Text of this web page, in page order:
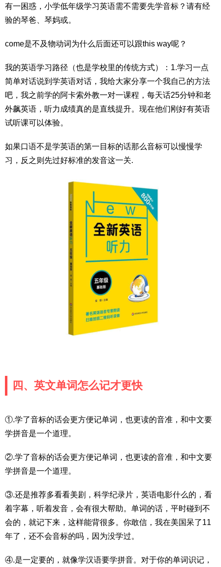
有一困惑，小学低年级学习英语需不需要先学音标？请有经
验的琴爸、琴妈或。
come是不及物动词为什么后面还可以跟this way呢？
我的英语学习路径（也是学校里的传统方式）：1.学习一点
简单对话说到学英语对话，我给大家分享一个我自己的方法
吧，我之前学的阿卡索外教一对一课程，每天话25分钟和老
外飙英语，听力成绩真的是直线提升。现在他们刚好有英语
试听课可以体验。
如果口语不是学英语的第一目标的话那么音标可以慢慢学
习，反之则先过好标准的发音这一关.
四、英文单词怎么记才更快
①.学了音标的话会更方便记单词，也更读的音准，和中文要
学拼音是一个道理。
②.学了音标的话会更方便记单词，也更读的音准，和中文要
学拼音是一个道理。
③.还是推荐多看看美剧，科学纪录片，英语电影什么的，看
着字幕，听着发音，会有很大帮助。单词的话，平时碰到不
会的，就记下来，这样能背很多。你敢信，我在美国呆了11
年了，还不会音标的吗，因为没学过。
④.是一定要的，就像学汉语要学拼音。对于你的单词识记，